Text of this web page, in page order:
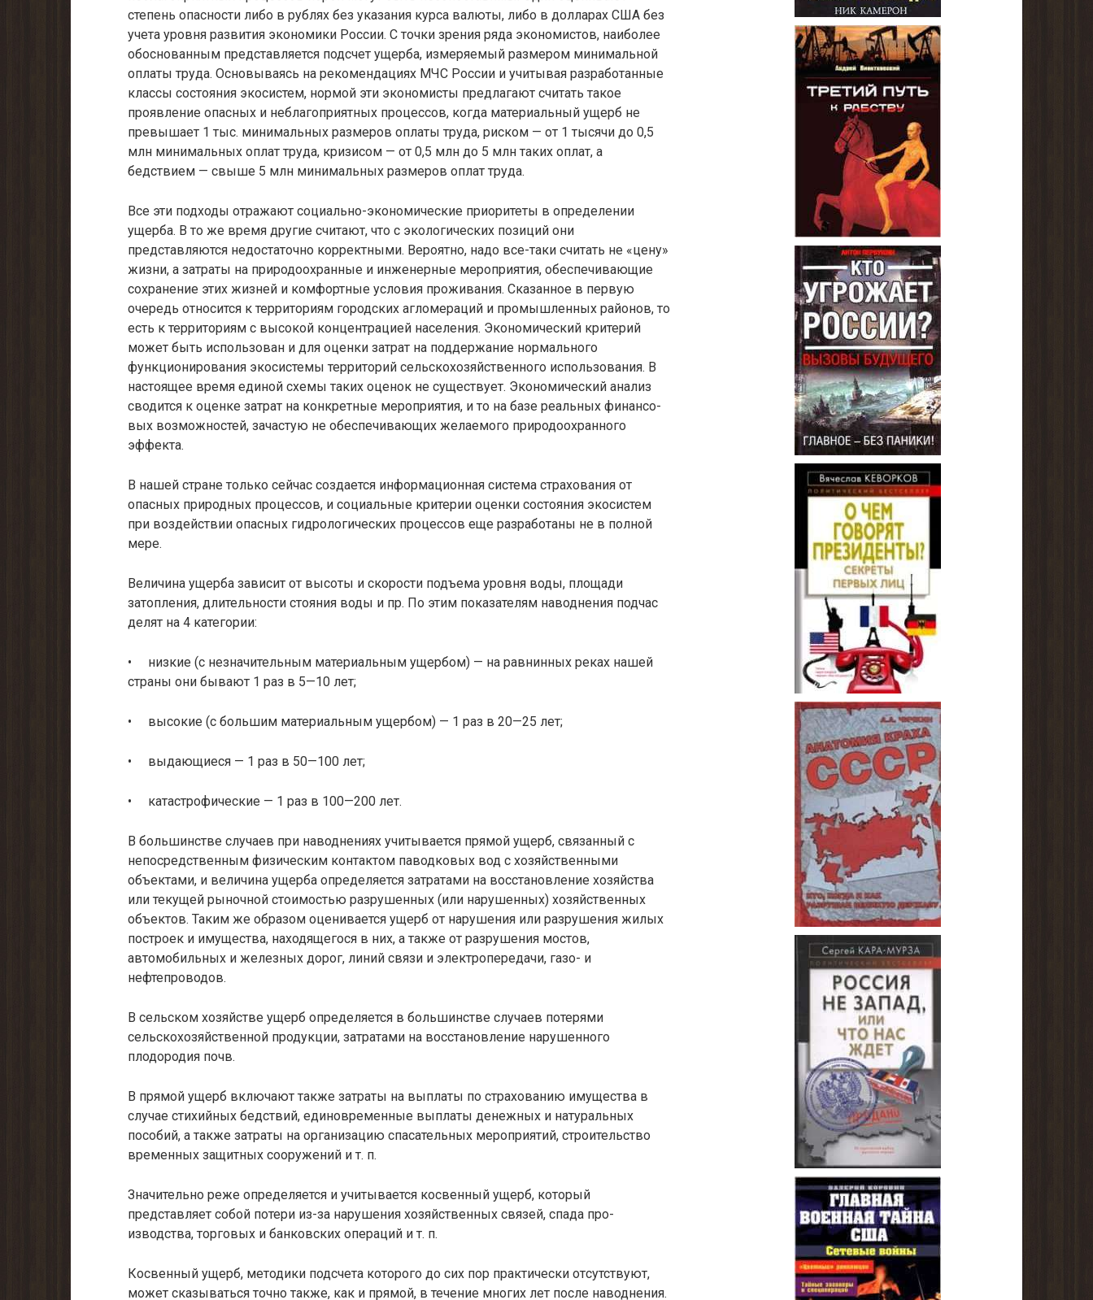
степень опасности либо в рублях без указания курса валюты, либо в долларах США без
учета уровня развития экономики России. С точки зрения ряда экономистов, наиболее
обоснованным представляется подсчет ущерба, измеряемый размером минимальной
оплаты труда. Основываясь на рекомендациях МЧС России и учитывая разработанные
классы состояния экосистем, нормой эти экономисты предлагают считать такое
проявление опасных и неблагоприятных процессов, когда материальный ущерб не
превы­шает 1 тыс. минимальных размеров оплаты труда, риском — от 1 тысячи до 0,5
млн минимальных оплат труда, кризисом — от 0,5 млн до 5 млн таких оплат, а
бедствием — свыше 5 млн минимальных размеров оплат труда.
Все эти подходы отражают социально-экономические приоритеты в опре­делении
ущерба. В то же время другие считают, что с экологических позиций они
представляются недостаточно корректными. Вероятно, надо все-таки счи­тать не «цену»
жизни, а затраты на природоохранные и инженерные мероприя­тия, обеспечивающие
сохранение этих жизней и комфортные условия прожи­вания. Сказанное в первую
очередь относится к территориям городских агломераций и промышленных районов, то
есть к территориям с высокой кон­центрацией населения. Экономический критерий
может быть использован и для оценки затрат на поддержание нормального
функционирования экоси­стемы территорий сельскохозяйственного использования. В
настоящее время единой схемы таких оценок не существует. Экономический анализ
сводится к оценке затрат на конкретные мероприятия, и то на базе реальных финансо­
вых возможностей, зачастую не обеспечивающих желаемого природоохранно­го
эффекта.
В нашей стране только сейчас создается информационная система страхо­вания от
опасных природных процессов, и социальные критерии оценки со­стояния экосистем
при воздействии опасных гидрологических процессов еще разработаны не в полной
мере.
Величина ущерба зависит от высоты и скорости подъема уровня воды, пло­щади
затопления, длительности стояния воды и пр. По этим показателям на­воднения подчас
делят на 4 категории:
• низкие (с незначительным материальным ущербом) — на равнинных реках нашей
страны они бывают 1 раз в 5—10 лет;
• высокие (с большим материальным ущербом) — 1 раз в 20—25 лет;
• выдающиеся — 1 раз в 50—100 лет;
• катастрофические — 1 раз в 100—200 лет.
В большинстве случаев при наводнениях учитывается прямой ущерб, свя­занный с
непосредственным физическим контактом паводковых вод с хозяйст­венными
объектами, и величина ущерба определяется затратами на восстанов­ление хозяйства
или текущей рыночной стоимостью разрушенных (или нарушенных) хозяйственных
объектов. Таким же образом оценивается ущерб от нарушения или разрушения жилых
построек и имущества, находящегося в них, а также от разрушения мостов,
автомобильных и железных дорог, линий связи и электропередачи, газо- и
нефтепроводов.
В сельском хозяйстве ущерб определяется в большинстве случаев потерями
сельскохозяйственной продукции, затратами на восстановление нарушенного
плодородия почв.
В прямой ущерб включают также затраты на выплаты по страхованию иму­щества в
случае стихийных бедствий, единовременные выплаты денежных и натуральных
пособий, а также затраты на организацию спасательных меро­приятий, строительство
временных защитных сооружений и т. п.
Значительно реже определяется и учитывается косвенный ущерб, который
представляет собой потери из-за нарушения хозяйственных связей, спада про­
изводства, торговых и банковских операций и т. п.
Косвенный ущерб, методики подсчета которого до сих пор практически от­сутствуют,
может сказываться точно также, как и прямой, в течение многих лет после наводнения.